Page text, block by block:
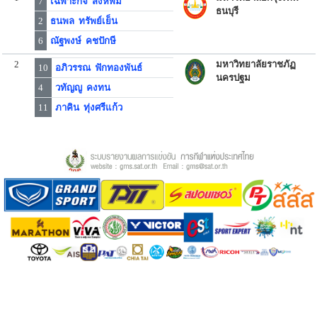
2
ธนพล ทรัพย์เย็น
6
ณัฐพงษ์ คชปักษี
ธนบุรี
2 10
อภิวรรณ ฟักทองพันธ์
4
วทัญญู คงทน
11
ภาคิน ทุ่งศรีแก้ว
มหาวิทยาลัยราชภัฏ
นครปฐม